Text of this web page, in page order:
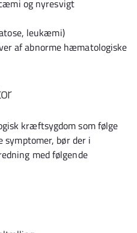
og nyresvigt
leukæmi)
af abnorme hæmatologiske
kræftsygdom som følge
bør der i
med følgende